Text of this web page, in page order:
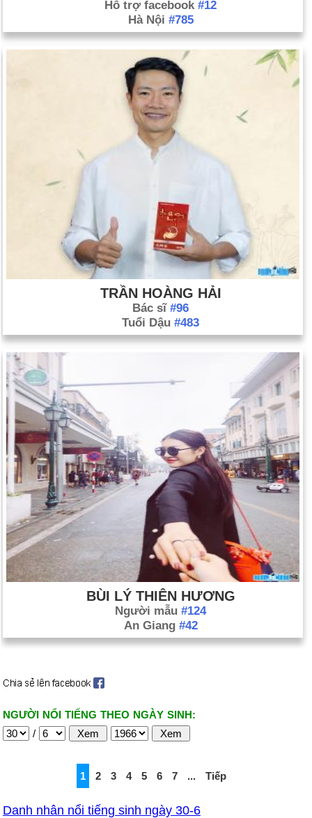
Hỗ trợ facebook #12
Hà Nội #785
TRẦN HOÀNG HẢI
Bác sĩ #96
Tuổi Dậu #483
BÙI LÝ THIÊN HƯƠNG
Người mẫu #124
An Giang #42
NGƯỜI NỔI TIẾNG THEO NGÀY SINH:
/
1 2 3 4 5 6 7 ... Tiếp
Danh nhân nổi tiếng sinh ngày 30-6